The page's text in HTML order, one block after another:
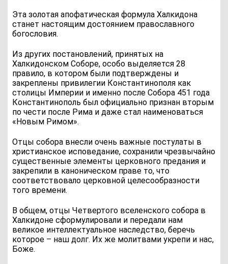
Эта золотая апофатическая формула Халкидона
станет настоящим достоянием православного
богословия.
Из других постановлений, принятых на
Халкидонском Соборе, особо выделяется 28
правило, в котором были подтверждены и
закреплены привилегии Константинополя как
столицы Империи и именно после Собора 451 года
Константинополь был официально признан вторым
по чести после Рима и даже стал наименоваться
«Новым Римом».
Отцы собора внесли очень важные постулаты в
христианское исповедание, сохранили чрезвычайно
существенные элементы церковного предания и
закрепили в каноническом праве то, что
соответствовало церковной целесообразности
того времени.
В общем, отцы Четвертого вселенского собора в
Халкидоне сформулировали и передали нам
великое интеллектуальное наследство, беречь
которое – наш долг. Их же молитвами укрепи и нас,
Боже.